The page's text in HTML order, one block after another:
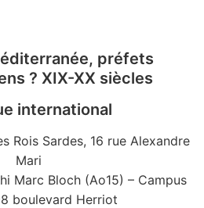
préfets
? XIX-XX siècles
international
Rois Sardes, 16 rue Alexandre
Mari
Marc Bloch (Ao15) – Campus
boulevard Herriot